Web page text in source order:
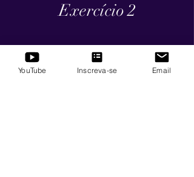
Exercício 2
YouTube Inscreva-se Email